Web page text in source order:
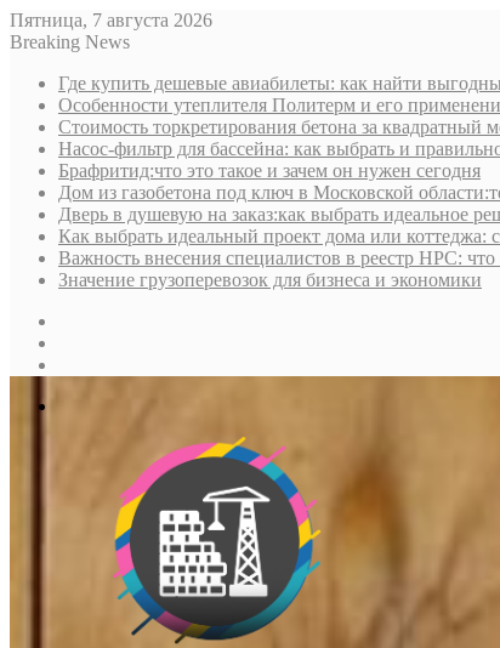
Пятница, 7 августа 2026
Breaking News
Где купить дешевые авиабилеты: как найти
Особенности утеплителя Политерм и его
Стоимость торкретирования бетона за квадратный
Насос-фильтр для бассейна: как выбрать и
Брафритид:что это такое и зачем он нужен сегодня
Дом из газобетона под ключ в Московской
Дверь в душевую на заказ:как выбрать идеальное
Как выбрать идеальный проект дома или коттеджа:
Важность внесения специалистов в реестр НРС:
Значение грузоперевозок для бизнеса и экономики